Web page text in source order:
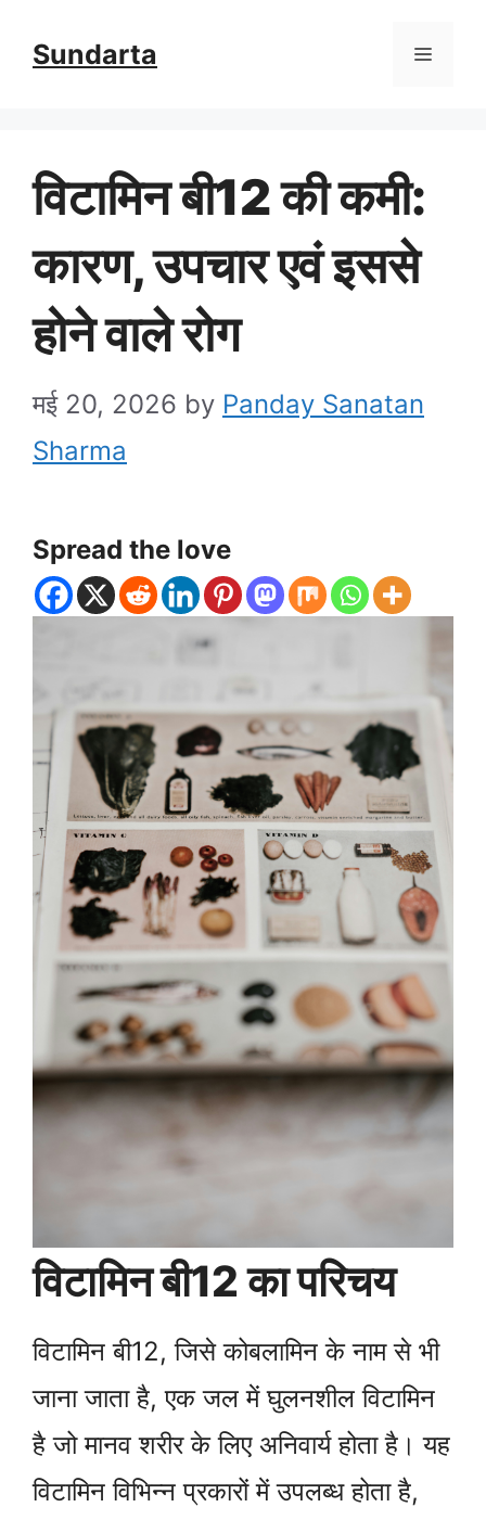
Sundarta Menu
विटामिन बी12 की कमी:
कारण, उपचार एवं इससे
होने वाले रोग
मई 20, 2026 by Panday Sanatan
Sharma
Spread the love
विटामिन बी12 का परिचय
विटामिन बी12, जिसे कोबलामिन के नाम से भी
जाना जाता है, एक जल में घुलनशील विटामिन
है जो मानव शरीर के लिए अनिवार्य होता है। यह
विटामिन विभिन्न प्रकारों में उपलब्ध होता है,